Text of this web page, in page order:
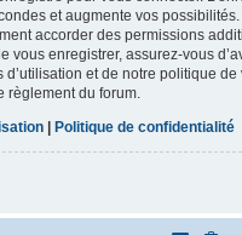
et augmente vos possibilités.
accorder des permissions
vous enregistrer, assurez-vous
d’utilisation et de notre politique
règlement du forum.
| Politique de confidentialité